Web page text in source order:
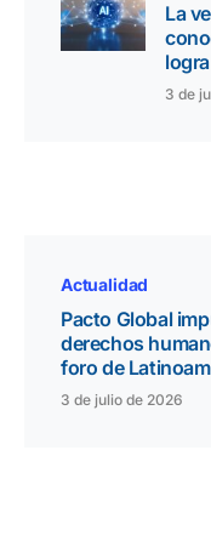
La
3 de
Actualidad
Pacto Global
derechos
foro de
3 de julio de 2026